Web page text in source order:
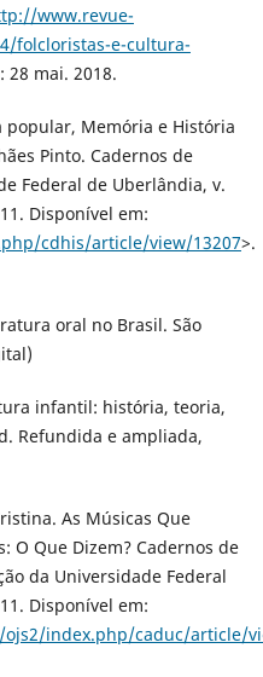
www.revue-
folcloristas-e-cultura-
28 mai. 2018.
popular, Memória e História
Pinto. Cadernos de
Federal de Uberlândia, v.
Disponível em:
cdhis/article/view/13207>.
oral no Brasil. São
infantil: história, teoria,
Refundida e ampliada,
As Músicas Que
O Que Dizem? Cadernos de
da Universidade Federal
Disponível em:
index.php/caduc/article/